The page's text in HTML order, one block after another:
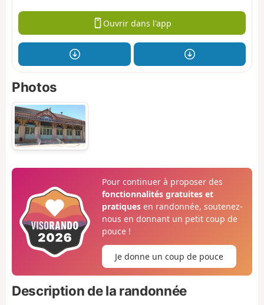
Ouvrir dans l'app
Photos
Pour continuer à proposer des
fonctionnalités gratuites et
pratiquesen randonnée, soutenez-
nous en donnant un petit coup de
pouce !
Je donne un coup de pouce
Description de la randonnée